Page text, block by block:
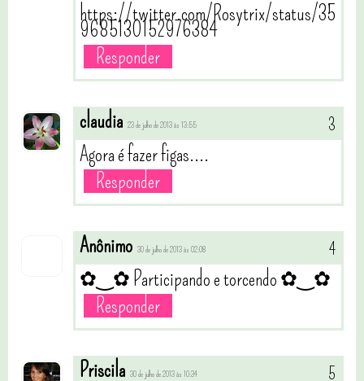
https://twitter.com/Rosytrix/status/35
9685130152976384
Responder
claudia 23 de julho de 2013 às 13:55
Agora é fazer figas....
Responder
Anônimo 30 de julho de 2013 às 02:08
✿‿✿ Participando e torcendo ✿‿✿
Responder
Priscila 30 de julho de 2013 às 10:34